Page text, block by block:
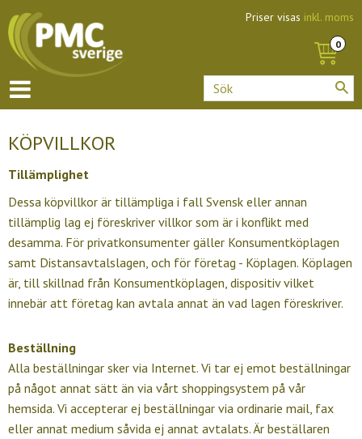
Priser visas inkl. moms
KÖPVILLKOR
Tillämplighet
Dessa köpvillkor är tillämpliga i fall Svensk eller annan
tillämplig lag ej föreskriver villkor som är i konflikt med
desamma. För privatkonsumenter gäller Konsumentköplagen
samt Distansavtalslagen, och för företag - Köplagen. Köplagen
är, till skillnad från Konsumentköplagen, dispositiv vilket
innebär att företag kan avtala annat än vad lagen föreskriver.
Beställning
Alla beställningar sker via Internet. Vi tar ej emot beställningar
på något annat sätt än via vårt shoppingsystem på vår
hemsida. Vi accepterar ej beställningar via ordinarie mail, fax
eller annat medium såvida ej annat avtalats. Är beställaren